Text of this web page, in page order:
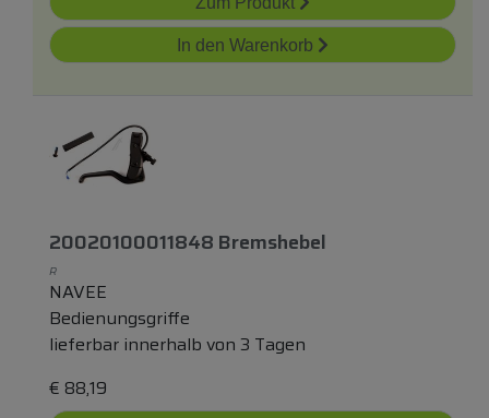
In den Warenkorb
20020100011848 Bremshebel
R
NAVEE
Bedienungsgriffe
lieferbar innerhalb von 3 Tagen
€ 88,19